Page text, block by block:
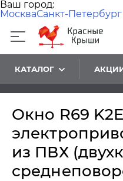
Ваш город:
МоскваСанкт-Петербург
КАТАЛОГ
Окно R69
из ПВХ